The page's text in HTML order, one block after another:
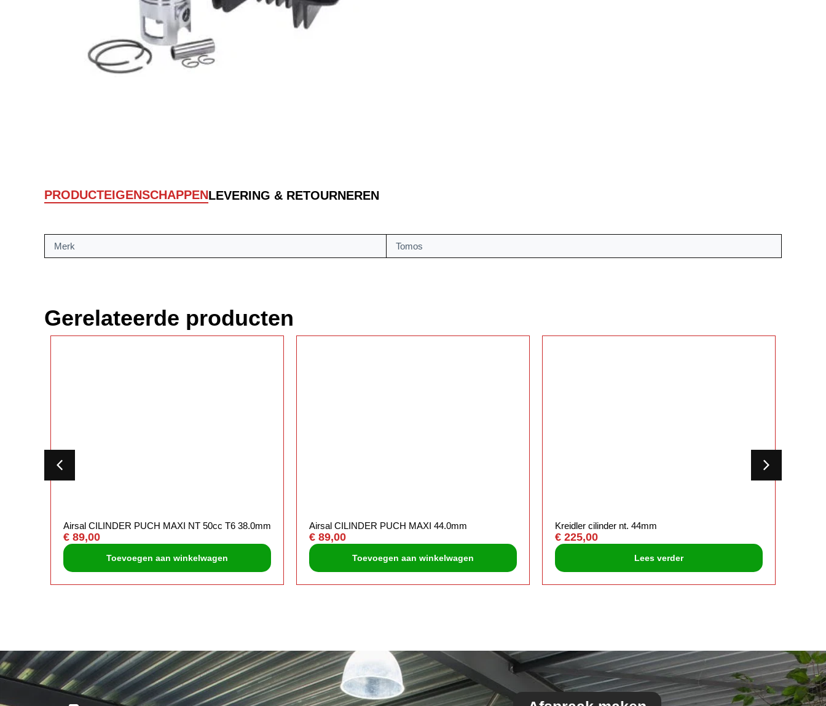
PRODUCTEIGENSCHAPPENLEVERING & RETOURNEREN
Merk Tomos
Gerelateerde producten
Airsal CILINDER PUCH MAXI NT 50cc T6 38.0mm
€ 89,00
Toevoegen aan winkelwagen
Airsal CILINDER PUCH MAXI 44.0mm
€ 89,00
Toevoegen aan winkelwagen
Kreidler cilinder nt. 44mm
€ 225,00
Lees verder